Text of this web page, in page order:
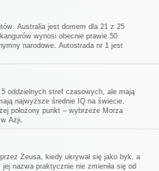
Australia jest domem dla 21 z 25
wynosi obecnie prawie 50
narodowe. Autostrada nr 1 jest
oddzielnych stref czasowych, ale mają
najwyższe średnie IQ na świecie.
położony punkt – wybrzeże Morza
Azji.
Zeusa, kiedy ukrywał się jako byk, a
nazwa praktycznie nie zmieniła się od